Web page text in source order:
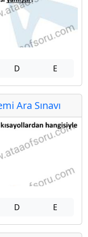
D E
Ara Sınavı
D E